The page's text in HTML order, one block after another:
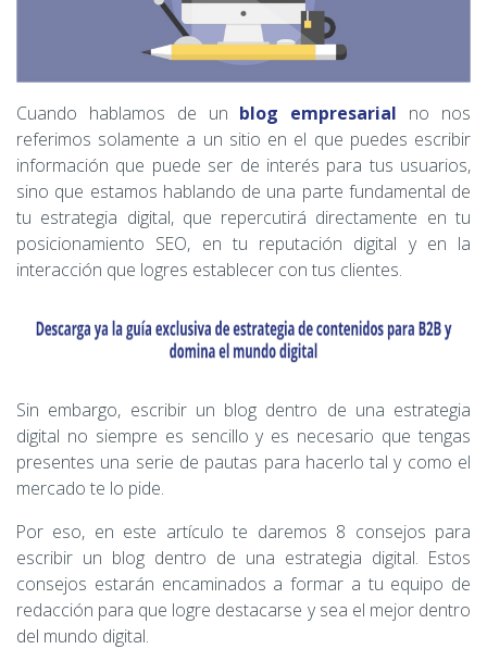
Cuando hablamos de un blog empresarial no nos
referimos solamente a un sitio en el que puedes escribir
información que puede ser de interés para tus usuarios,
sino que estamos hablando de una parte fundamental de
tu estrategia digital, que repercutirá directamente en tu
posicionamiento SEO, en tu reputación digital y en la
interacción que logres establecer con tus clientes.
Sin embargo, escribir un blog dentro de una estrategia
digital no siempre es sencillo y es necesario que tengas
presentes una serie de pautas para hacerlo tal y como el
mercado te lo pide.
Por eso, en este artículo te daremos 8 consejos para
escribir un blog dentro de una estrategia digital. Estos
consejos estarán encaminados a formar a tu equipo de
redacción para que logre destacarse y sea el mejor dentro
del mundo digital.